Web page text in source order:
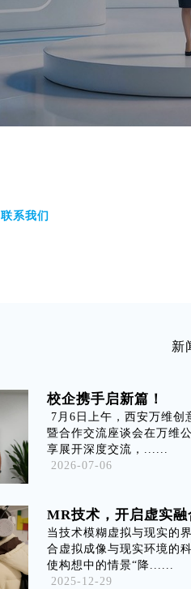
联系我们
新
校企携手启新篇！
7月6日上午，西安万维创
暨合作交流座谈会在万维
享展开深度交流，......
2026-07-06
MR技术，开启虚实
当技术模糊虚拟与现实的
合虚拟成像与现实环境的
使构想中的情景“降......
2025-12-29